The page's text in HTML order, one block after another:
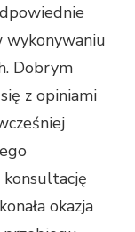
wykonywaniu
Dobrym
z opiniami
okazja